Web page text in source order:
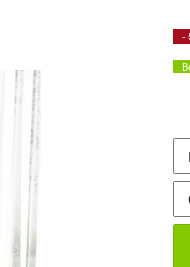
-